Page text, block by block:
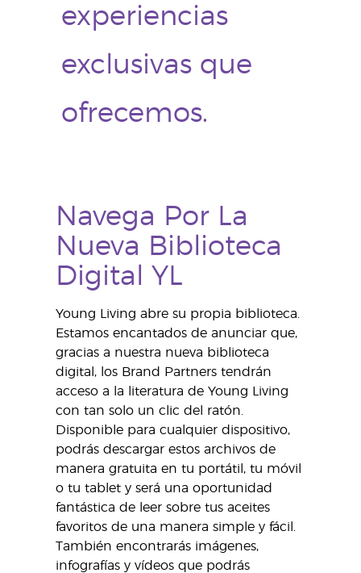
experiencias
exclusivas que
ofrecemos.
Navega Por La
Nueva Biblioteca
Digital YL
Young Living abre su propia biblioteca.
Estamos encantados de anunciar que,
gracias a nuestra nueva biblioteca
digital, los Brand Partners tendrán
acceso a la literatura de Young Living
con tan solo un clic del ratón.
Disponible para cualquier dispositivo,
podrás descargar estos archivos de
manera gratuita en tu portátil, tu móvil
o tu tablet y será una oportunidad
fantástica de leer sobre tus aceites
favoritos de una manera simple y fácil.
También encontrarás imágenes,
infografías y vídeos que podrás